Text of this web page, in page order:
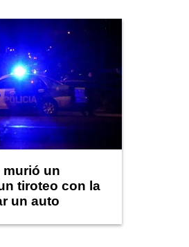
un
tiroteo con la
un auto